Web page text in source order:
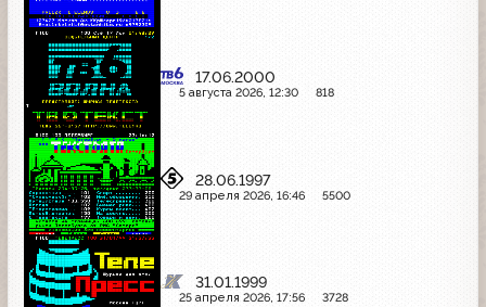
17.06.2000
5 августа 2026, 12:30 818
28.06.1997
29 апреля 2026, 16:46 5500
31.01.1999
25 апреля 2026, 17:56 3728